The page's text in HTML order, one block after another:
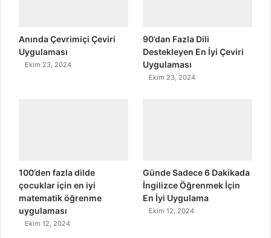
Anında Çevrimiçi Çeviri
Uygulaması
Ekim 23, 2024
90’dan Fazla Dili
Destekleyen En İyi Çeviri
Uygulaması
Ekim 23, 2024
100’den fazla dilde
çocuklar için en iyi
matematik öğrenme
uygulaması
Ekim 12, 2024
Günde Sadece 6 Dakikada
İngilizce Öğrenmek İçin
En İyi Uygulama
Ekim 12, 2024